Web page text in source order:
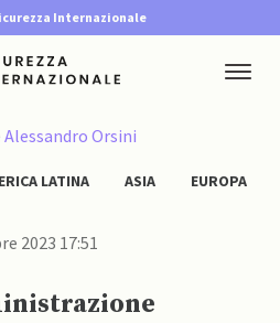
Internazionale
Alessandro Orsini
LATINA ASIA EUROPA
2023 17:51